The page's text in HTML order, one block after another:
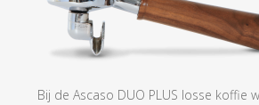
Bij de Ascaso DUO PLUS losse koffie